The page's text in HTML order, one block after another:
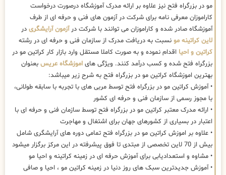
مو در بزرگراه فتح نیز علاوه بر ارائه مدرک آموزشگاه درصورت درخواست
کاراموزان معرفی نامه برای شرکت در آزمون های فنی و حرفه ای از طرف
آموزشگاه صادر شده و کاراموزان می توانند با شرکت درآزمون آرایشگری در
لاین کراتینه مو نسبت به دریافت مدرک از سازمان فنی و حرفه ای در رشته
کراتین و احیا اقدام نموده و به صورت کاملا مستقل وارد بازار کار کراتین مو در
بزرگراه فتح شده و کسب درآمد کنند. ویژگی های اموزشگاه عریس بعنوان
بهترین اموزشگاه کراتین مو در بزرگراه فتح به شرح زیر میباشد:
• آموزش کراتین مو در بزرگراه فتح توسط مربی های با تجربه با سابقه طولانی،
با مجوز رسمی از سازمان فنی و حرفه ای کشور
• ارائه مدرک معتبر کراتین مو در بزرگراه فتح توسط سازمان فنی و حرفه ای با
اعتبار در بسیاری از کشورهای جهان برای اشتغال و مهاجرت
• علاوه بر اموزش کراتین مو در بزرگراه فتح تمامی دوره های آرایشگری شامل
بیش از 70 لاین تخصصی از مبتدی تا فوق پیشرفته در این مرکز برگزار میشود
• مشاوه و استعدادیابی برای آموزش حرفه ای در زمینه کراتینه و احیا مو
• آموزش جدیدترین سبک های روز دنیا در زمینه کراتین مو ، احیا و صافی